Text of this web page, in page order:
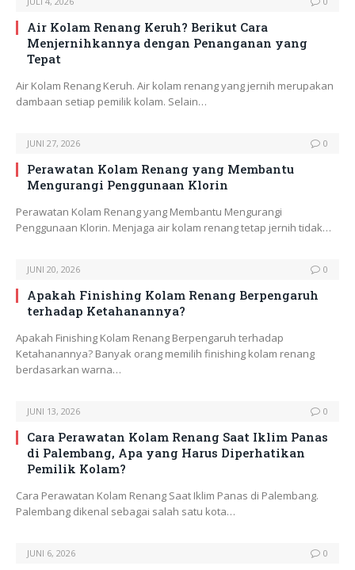
Air Kolam Renang Keruh? Berikut Cara
Menjernihkannya dengan Penanganan yang
Tepat
Air Kolam Renang Keruh. Air kolam renang yang jernih merupakan
dambaan setiap pemilik kolam. Selain…
JUNI 27, 2026 0
Perawatan Kolam Renang yang Membantu
Mengurangi Penggunaan Klorin
Perawatan Kolam Renang yang Membantu Mengurangi
Penggunaan Klorin. Menjaga air kolam renang tetap jernih tidak…
JUNI 20, 2026 0
Apakah Finishing Kolam Renang Berpengaruh
terhadap Ketahanannya?
Apakah Finishing Kolam Renang Berpengaruh terhadap
Ketahanannya? Banyak orang memilih finishing kolam renang
berdasarkan warna…
JUNI 13, 2026 0
Cara Perawatan Kolam Renang Saat Iklim Panas
di Palembang, Apa yang Harus Diperhatikan
Pemilik Kolam?
Cara Perawatan Kolam Renang Saat Iklim Panas di Palembang.
Palembang dikenal sebagai salah satu kota…
JUNI 6, 2026 0